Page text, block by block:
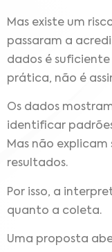
Mas existe um
passaram a
dados é
prática, não é
Os dados
identificar
Mas não explicam
resultados.
Por isso, a
quanto a coleta.
Uma proposta